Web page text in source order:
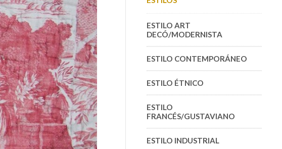
ESTILO ART
DECÓ/MODERNISTA
ESTILO CONTEMPORÁNEO
ESTILO ÉTNICO
ESTILO
FRANCÉS/GUSTAVIANO
ESTILO INDUSTRIAL